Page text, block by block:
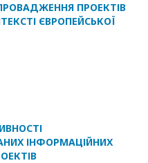
ПРОЕКТІВ
ЄВРОПЕЙСЬКОЇ
ІНФОРМАЦІЙНИХ